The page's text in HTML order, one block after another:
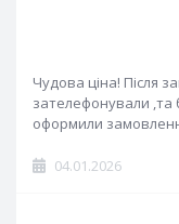
Чудова ціна! Після
зателефонували ,та
оформили
04.01.2026